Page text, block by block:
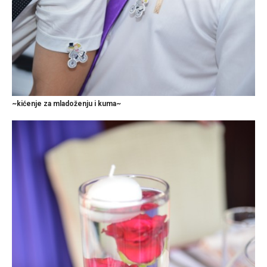
~kićenje za mladoženju i kuma~